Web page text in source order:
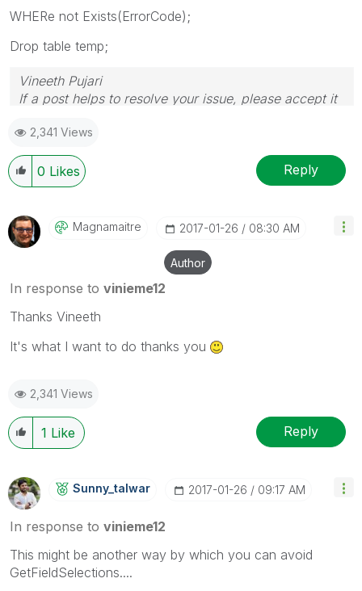
WHERe not Exists(ErrorCode);
Drop table temp;
Vineeth Pujari
If a post helps to resolve your issue, please accept it
2,341 Views
0 Likes Reply
Magnamaitre ‎2017-01-26 08:30 AM
Author
In response to vinieme12
Thanks Vineeth
It's what I want to do thanks you
2,341 Views
1 Like Reply
Sunny_talwar ‎2017-01-26 09:17 AM
In response to vinieme12
This might be another way by which you can avoid
GetFieldSelections....